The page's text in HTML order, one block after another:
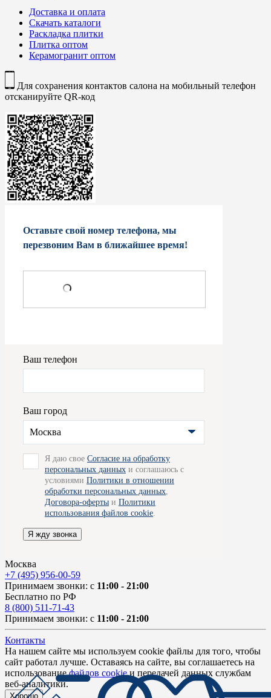
Доставка и оплата
Скачать каталоги
Раскладка плитки
Плитка оптом
Керамогранит оптом
Для сохранения контактов салона на мобильный телефон
отсканируйте QR-код
Оставьте свой номер телефона, мы
перезвоним Вам в ближайшее время!
Ваш телефон
Ваш город
Москва
Я даю свое Согласие на обработку
персональных данных и соглашаюсь с
условиями Политики в отношении
обработки персональных данных
Договора-оферты и Политики
использования файлов cookie
Я жду звонка
Москва
+7 (495) 956-00-59
Принимаем звонки: с 11:00 - 21:00
Бесплатно по РФ
8 (800) 511-71-43
Принимаем звонки: с 11:00 - 21:00
Контакты
На нашем сайте мы используем cookie файлы для того, чтобы
сайт работал лучше. Оставаясь на сайте, вы соглашаетесь на
использованиефайлов cookieи передачей данных службам
веб-аналитики.
Хорошо